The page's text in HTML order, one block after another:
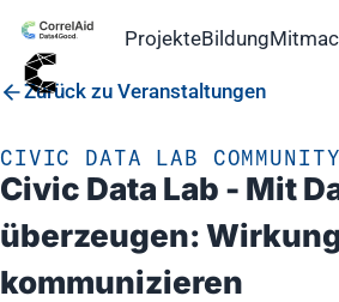
ProjekteBildung
Zurück zu Veranstaltungen
CIVIC DATA LAB
Civic Data Lab - Mit
überzeugen:
kommunizieren